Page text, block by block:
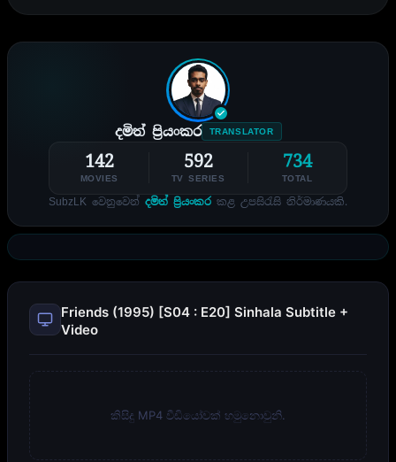
දමිත් ප්‍රියංකර TRANSLATOR
142
MOVIES
592
TV SERIES
734
TOTAL
SubzLK වෙනුවෙන් දමිත් ප්‍රියංකර කළ උපසිරැසි නිර්මාණයකි.
Friends (1995) [S04 : E20] Sinhala Subtitle +
Video
කිසිදු MP4 වීඩියෝවක් හමුනොවුනි.